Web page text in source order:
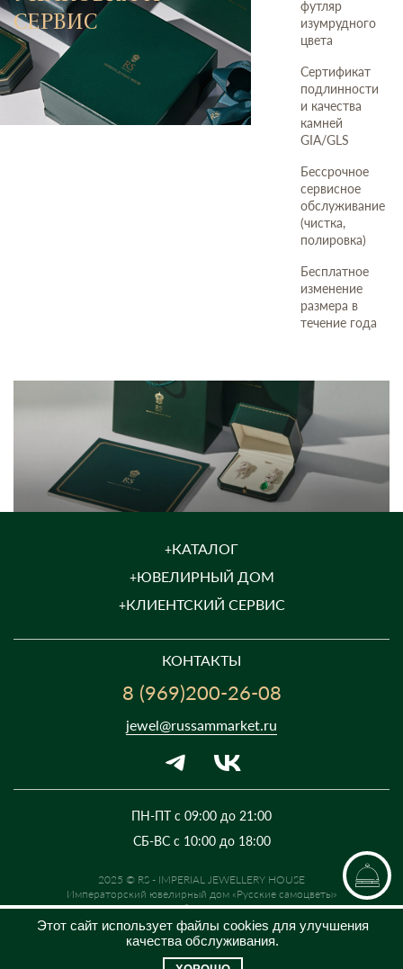
СЕРВИС
футляр
изумрудного
цвета
Сертификат
подлинности
и качества
камней
GIA/GLS
Бессрочное
сервисное
обслуживание
(чистка,
полировка)
Бесплатное
изменение
размера в
течение года
КАТАЛОГ
ЮВЕЛИРНЫЙ ДОМ
КЛИЕНТСКИЙ СЕРВИС
КОНТАКТЫ
8 (969)200-26-08
ПН-ПТ с 09:00 до 21:00
СБ-ВС с 10:00 до 18:00
jewel@russammarket.ru
2025 © RS - IMPERIAL JEWELLERY HOUSE
Императорский ювелирный дом «Русские самоцветы»
Предложение не является публичной офертой. Цены на сайте и в
розничной сети могут отличаться. Информация на сайте о товаре носит
рекламный характер и расценивается как приглашение делать
оферты на основании п.1 ст. 437 Гражданского кодекса РФ.
Этот сайт использует файлы cookies для улучшения
качества обслуживания.